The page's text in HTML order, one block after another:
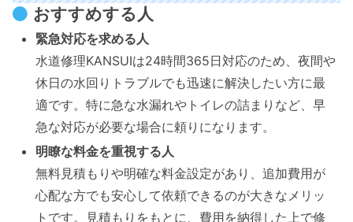
おすすめする人
緊急対応を求める人
水道修理KANSUIは24時間365日対応のため、夜間や
休日の水回りトラブルでも迅速に解決したい方に最
適です。特に急な水漏れやトイレの詰まりなど、早
急な対応が必要な場合に頼りになります。
明瞭な料金を重視する人
無料見積もりや明確な料金設定があり、追加費用が
心配な方でも安心して依頼できるのが大きなメリッ
トです。見積もりをもとに、費用を納得した上で修